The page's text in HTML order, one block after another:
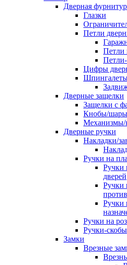
Дверная
Глазки
Петли
Петли
Петли-
Цифры
Дверные защелки
Защелки с
Кнобы/шары
Механизмы/
Дверные ручки
Накладки/
Ручки на
Ручки
дверей
Ручки
Ручки
Ручки на
Ручки-скобы
Замки
Врезные